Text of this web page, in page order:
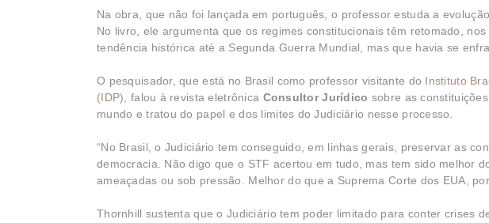
Na obra, que não foi lançada em português, o professor estuda a
No livro, ele argumenta que os regimes constitucionais têm retomado,
tendência histórica até a Segunda Guerra Mundial, mas que havia se
O pesquisador, que está no Brasil como professor visitante do Instituto
(IDP), falou à revista eletrônica Consultor Jurídico sobre as
mundo e tratou do papel e dos limites do Judiciário nesse processo.
“No Brasil, o Judiciário tem conseguido, em linhas gerais, preservar as
democracia. Não digo que o STF acertou em tudo, mas tem sido melhor
ameaçadas ou sob pressão. Melhor do que a Suprema Corte dos EUA,
Thornhill sustenta que o Judiciário tem poder limitado para conter crises